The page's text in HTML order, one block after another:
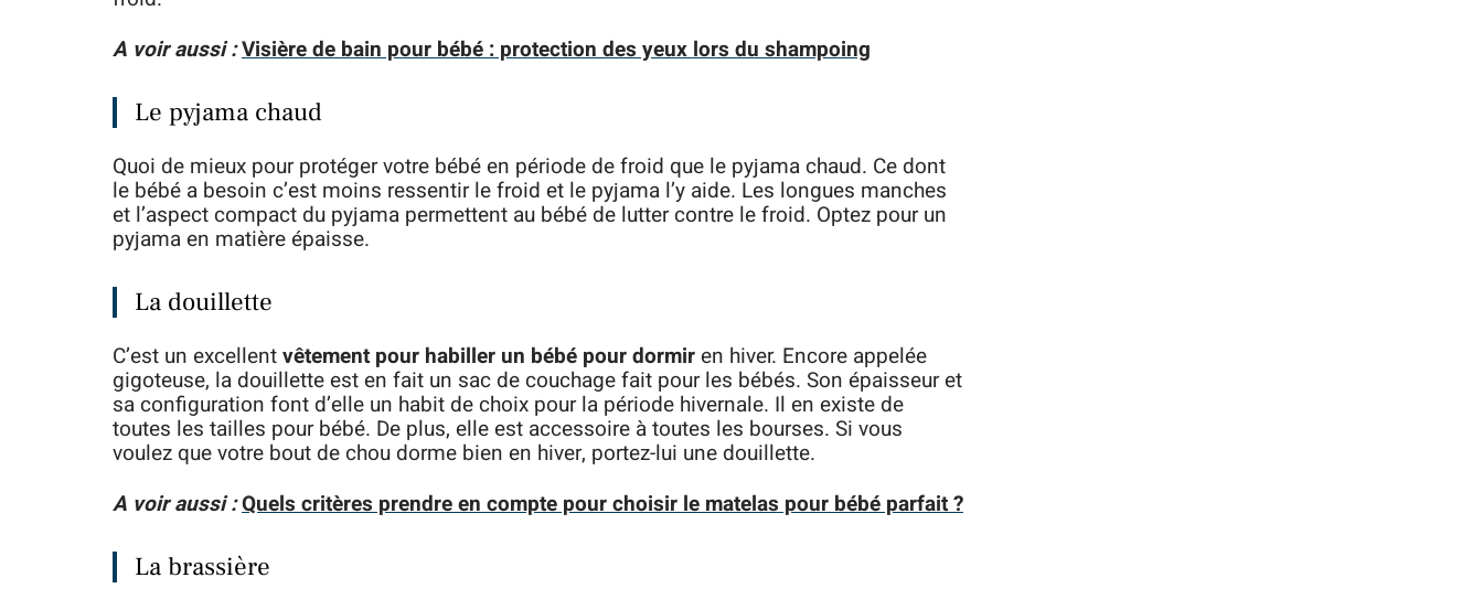
A voir aussi :Visière de bain pour bébé : protection des yeux lors du shampoing
Le pyjama chaud
Quoi de mieux pour protéger votre bébé en période de froid que le pyjama chaud. Ce dont
le bébé a besoin c’est moins ressentir le froid et le pyjama l’y aide. Les longues manches
et l’aspect compact du pyjama permettent au bébé de lutter contre le froid. Optez pour un
pyjama en matière épaisse.
La douillette
C’est un excellentvêtement pour habiller un bébé pour dormiren hiver. Encore appelée
gigoteuse, la douillette est en fait un sac de couchage fait pour les bébés. Son épaisseur et
sa configuration font d’elle un habit de choix pour la période hivernale. Il en existe de
toutes les tailles pour bébé. De plus, elle est accessoire à toutes les bourses. Si vous
voulez que votre bout de chou dorme bien en hiver, portez-lui une douillette.
A voir aussi :Quels critères prendre en compte pour choisir le matelas pour bébé parfait ?
La brassière